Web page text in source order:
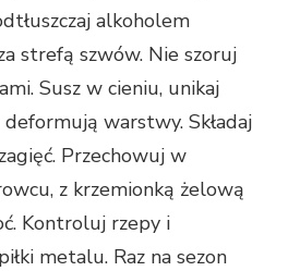
alkoholem
strefą szwów. Nie szoruj
Susz w cieniu, unikaj
deformują warstwy. Składaj
Przechowuj w
z krzemionką żelową
Kontroluj rzepy i
metalu. Raz na sezon